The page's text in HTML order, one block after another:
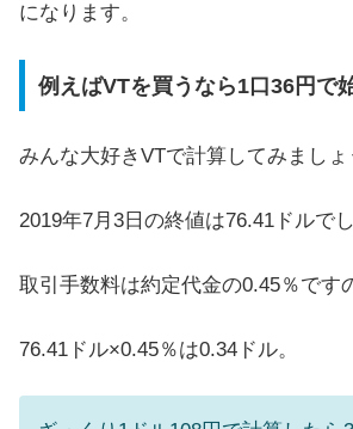
になります。
例えばVTを買うなら1口36円で
みんな大好きVTで計算してみましょ
2019年7月3日の終値は76.41ドルでし
取引手数料は約定代金の0.45％です
76.41ドル×0.45％は0.34ドル。